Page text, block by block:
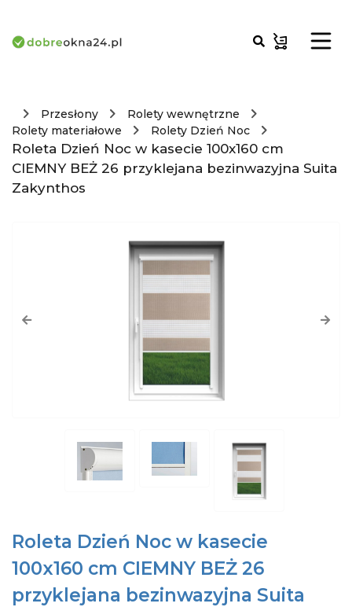
Przesłony
Rolety wewnętrzne
Rolety materiałowe
Rolety Dzień Noc
Roleta Dzień Noc w kasecie 100x160 cm
CIEMNY BEŻ 26 przyklejana bezinwazyjna Suita
Zakynthos
Roleta Dzień Noc w kasecie
100x160 cm CIEMNY BEŻ 26
przyklejana bezinwazyjna Suita